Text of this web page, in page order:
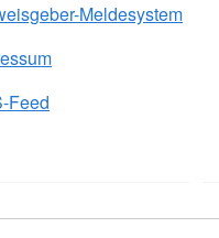
Meldesystem
Feed